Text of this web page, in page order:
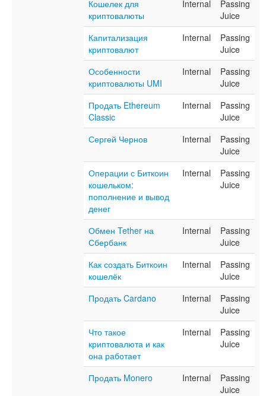
Кошелек для
криптовалюты
Internal
Passing
Juice
Капитализация
криптовалют
Internal
Passing
Juice
Особенности
криптовалюты UMI
Internal
Passing
Juice
Продать Ethereum
Classic
Internal
Passing
Juice
Сергей Чернов
Internal
Passing
Juice
Операции с Биткоин
кошельком:
пополнение и вывод
денег
Internal
Passing
Juice
Обмен Tether на
Сбербанк
Internal
Passing
Juice
Как создать Биткоин
кошелёк
Internal
Passing
Juice
Продать Cardano
Internal
Passing
Juice
Что такое
криптовалюта и как
она работает
Internal
Passing
Juice
Продать Monero Internal
Passing
Juice